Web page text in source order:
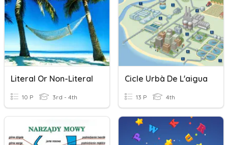
Literal Or Non-Literal
10 P 3rd - 4th
Cicle Urbà De L'aigua
13 P 4th